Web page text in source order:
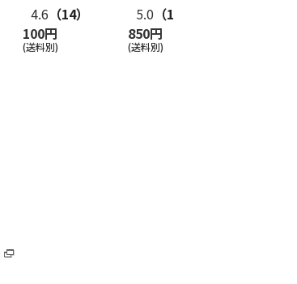
4.6 （14）
100円
(送料別)
5.0 （10）
850円
(送料別)